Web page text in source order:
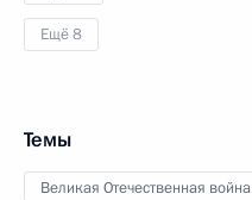
Ещё 8
Темы
Великая Отечественная война